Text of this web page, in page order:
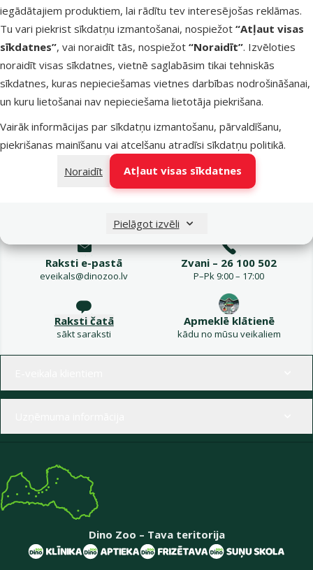
iegādātajiem produktiem, lai rādītu tev interesējošas reklāmas.
Tu vari piekrist sīkdatņu izmantošanai, nospiežot “Atļaut visas
sīkdatnes”, vai noraidīt tās, nospiežot “Noraidīt”. Izvēloties
noraidīt visas sīkdatnes, vietnē saglabāsim tikai tehniskās
sīkdatnes, kuras nepieciešamas vietnes darbības nodrošināšanai,
un kuru lietošanai nav nepieciešama lietotāja piekrišana.
Vairāk informācijas par sīkdatņu izmantošanu, pārvaldīšanu,
piekrišanas mainīšanu vai atcelšanu atradīsi sīkdatņu politikā.
Noraidīt
Atļaut visas sīkdatnes
Pielāgot izvēli
LATVIJAS PASTS nodaļas otrdien
OMNIVA pakomāti otrdien
DPD Pickup tīkls otrdien
Pievienot grozam
Raksti e-pastā
eveikals@dinozoo.lv
Zvani – 26 100 502
P–Pk 9:00 – 17:00
Raksti čatā
sākt saraksti
Apmeklē klātienē
kādu no mūsu veikaliem
Dino Zoo – Tava teritorija